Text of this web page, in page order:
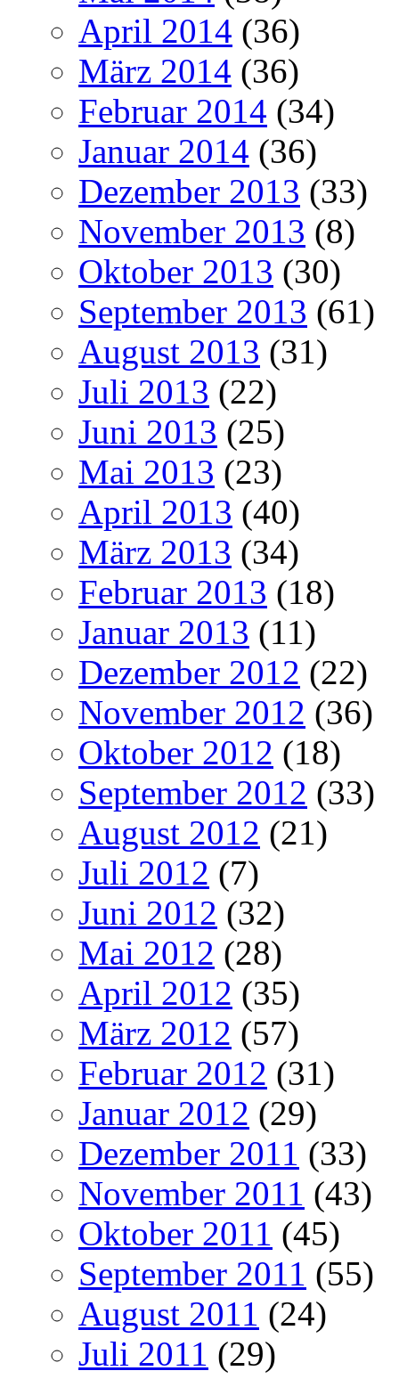
April 2014 (36)
März 2014 (36)
Februar 2014 (34)
Januar 2014 (36)
Dezember 2013 (33)
November 2013 (8)
Oktober 2013 (30)
September 2013 (61)
August 2013 (31)
Juli 2013 (22)
Juni 2013 (25)
Mai 2013 (23)
April 2013 (40)
März 2013 (34)
Februar 2013 (18)
Januar 2013 (11)
Dezember 2012 (22)
November 2012 (36)
Oktober 2012 (18)
September 2012 (33)
August 2012 (21)
Juli 2012 (7)
Juni 2012 (32)
Mai 2012 (28)
April 2012 (35)
März 2012 (57)
Februar 2012 (31)
Januar 2012 (29)
Dezember 2011 (33)
November 2011 (43)
Oktober 2011 (45)
September 2011 (55)
August 2011 (24)
Juli 2011 (29)